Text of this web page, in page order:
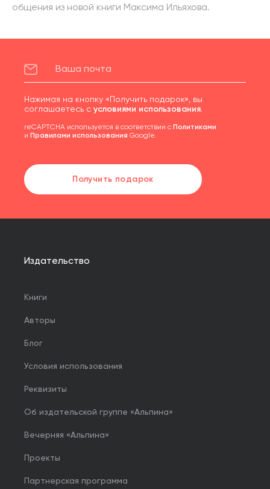
общения из новой книги Максима Ильяхова.
Нажимая на кнопку «Получить подарок», вы
соглашаетесь с условиями использования.
reCAPTCHA используется в соответствии с Политиками
и Правилами использования Google.
Получить подарок
Издательство
Книги
Авторы
Блог
Условия использования
Реквизиты
Об издательской группе «Альпина»
Вечерняя «Альпина»
Проекты
Партнерская программа